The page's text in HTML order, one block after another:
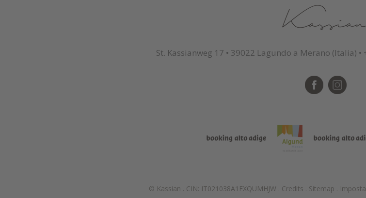
St. Kassianweg 17 • 39022 Lagundo a Merano (Italia) •
© Kassian . CIN: IT021038A1FXQUMHJW . Credits . Sitemap .